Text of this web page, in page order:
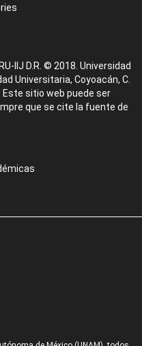
IIJ D.R. © 2018. Universidad
Universitaria, Coyoacán, C.
Este sitio web puede ser
que se cite la fuente de